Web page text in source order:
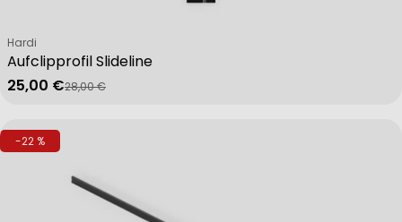
Aufclipprofil Slideline
Verkäufer:
Hardi
Verkaufspreis
25,00 €
Regulärer Preis
28,00 €
-22 %